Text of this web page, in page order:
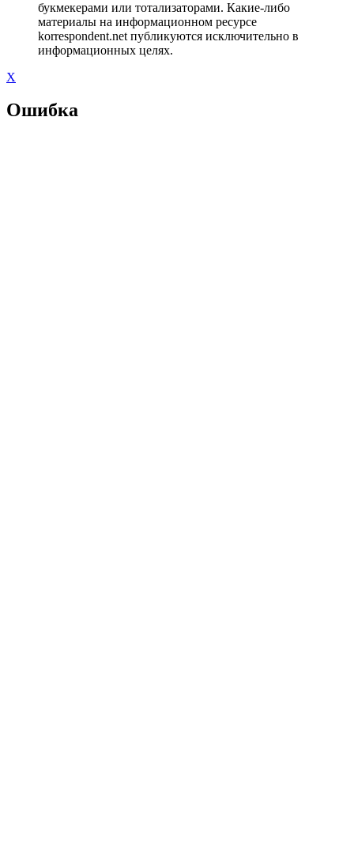
букмекерами или тотализаторами. Какие-либо
материалы на информационном ресурсе
korrespondent.net публикуются исключительно в
информационных целях.
X
Ошибка